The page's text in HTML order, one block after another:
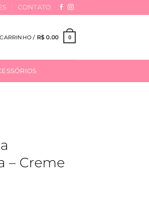
CONTATO
CARRINHO / R$ 0.00 0
– Creme